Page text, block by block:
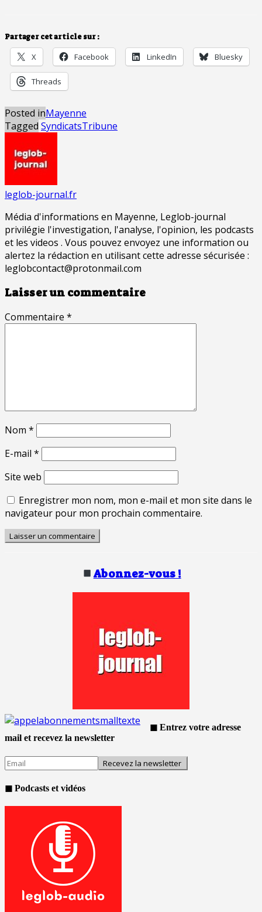
Partager cet article sur :
X Facebook LinkedIn Bluesky
Threads
Posted inMayenne
Tagged SyndicatsTribune
leglob-journal.fr
Média d'informations en Mayenne, Leglob-journal
privilégie l'investigation, l'analyse, l'opinion, les podcasts
et les videos . Vous pouvez envoyez une information ou
alertez la rédaction en utilisant cette adresse sécurisée :
leglobcontact@protonmail.com
Laisser un commentaire
Commentaire *
Nom *
E-mail *
Site web
Enregistrer mon nom, mon e-mail et mon site dans le
navigateur pour mon prochain commentaire.
Abonnez-vous !
◼ Entrez votre adresse
mail et recevez la newsletter
◼ Podcasts et vidéos